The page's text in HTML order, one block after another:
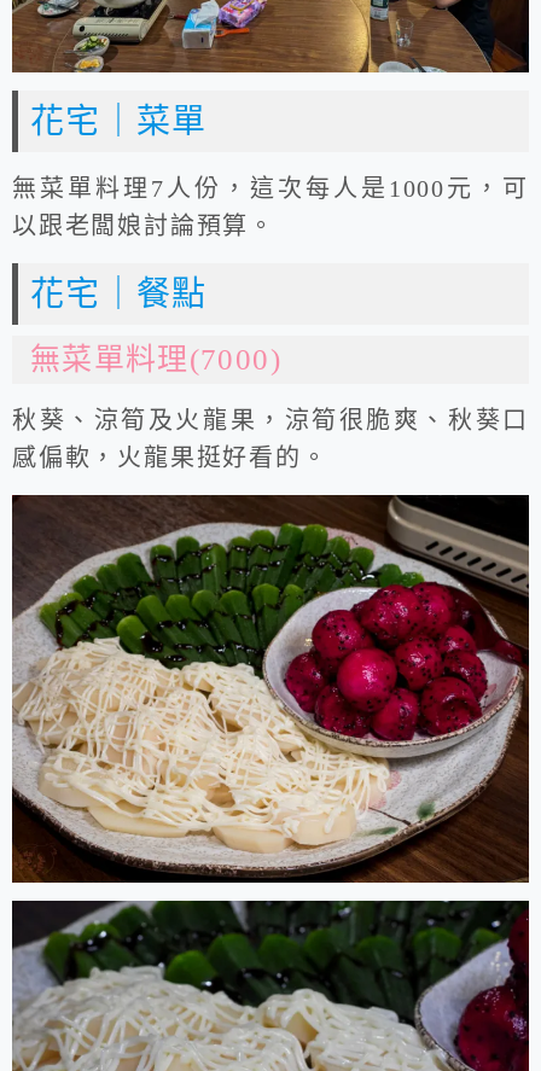
花宅｜菜單
無菜單料理7人份，這次每人是1000元，可
以跟老闆娘討論預算。
花宅｜餐點
無菜單料理(7000)
秋葵、涼筍及火龍果，涼筍很脆爽、秋葵口
感偏軟，火龍果挺好看的。